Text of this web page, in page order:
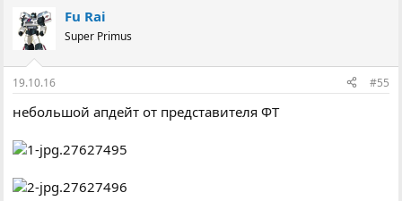
Fu Rai
Super Primus
19.10.16 #55
небольшой апдейт от представителя ФТ